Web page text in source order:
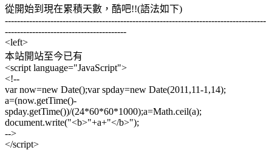
從開始到現在累積天數，酷吧!!(語法如下)
--------------------------------------------------------------------------------------
----------------------------------------
<left>
本站開站至今已有
<script language="JavaScript">
<!--
var now=new Date();var spday=new Date(2011,11-1,14);
a=(now.getTime()-
spday.getTime())/(24*60*60*1000);a=Math.ceil(a);
document.write("<b>"+a+"</b>");
-->
</script>